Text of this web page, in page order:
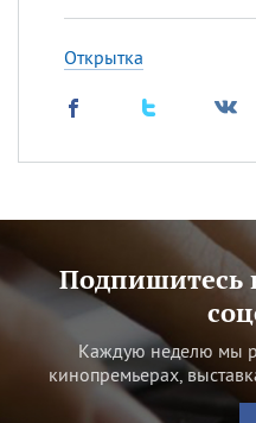
Открытка
Подпишитесь
Каждую неделю мы
кинопремьерах,